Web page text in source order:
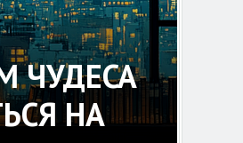
ЧУДЕСА
НА